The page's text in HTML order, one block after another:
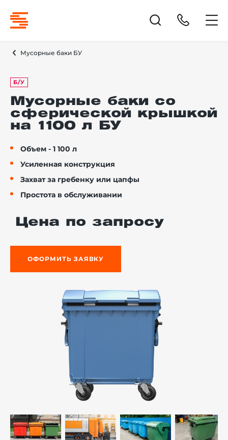
Мусорные баки БУ
Б/У
Мусорные баки со
сферической крышкой
на 1100 л БУ
Объем - 1 100 л
Усиленная конструкция
Захват за гребенку или цапфы
Простота в обслуживании
Цена по запросу
ОФОРМИТЬ ЗАЯВКУ